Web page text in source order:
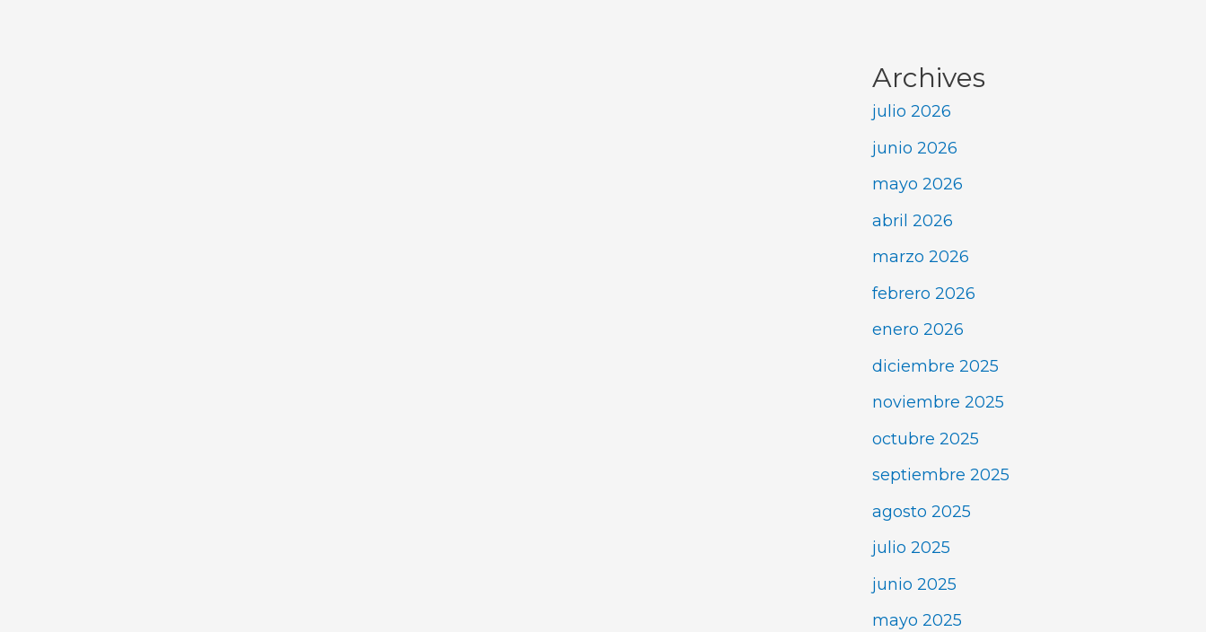
Archives
julio 2026
junio 2026
mayo 2026
abril 2026
marzo 2026
febrero 2026
enero 2026
diciembre 2025
noviembre 2025
octubre 2025
septiembre 2025
agosto 2025
julio 2025
junio 2025
mayo 2025